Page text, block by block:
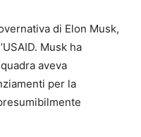
di Elon Musk,
Musk ha
aveva
per la